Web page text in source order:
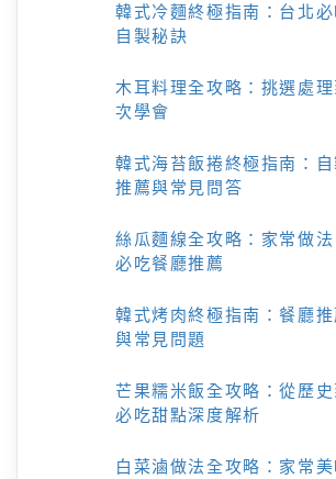
韓式冷麵終極指南：台北
自製秘訣
木耳料理全攻略：挑選處
次學會
韓式海苔飯捲終極指南：
推薦與常見問答
絲瓜麵線全攻略：家常做
必吃餐廳推薦
韓式烤肉終極指南：餐廳
與常見問題
芒果糯米飯全攻略：從歷
必吃甜點深度解析
白菜滷做法全攻略：家常